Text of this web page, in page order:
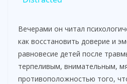
y
V
Вечерами он читал
как восстановить доверие и
равновесие детей после
терпеливым, внимательным,
противоположностью того,